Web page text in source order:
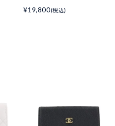
¥19,800(税込)